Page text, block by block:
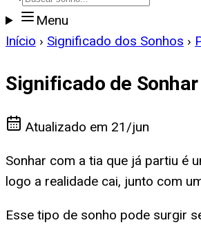
Menu
Início › Significado dos Sonhos ›
Significado de
Atualizado em 21/jun
Sonhar com a tia que já partiu é
logo a realidade cai, junto com
Esse tipo de sonho pode surgir